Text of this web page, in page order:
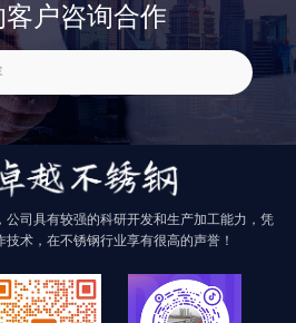
到任何内容
户咨询合作
公司具有较强的科研开发和生产加工能力，凭
术，在不锈钢行业享有很高的声誉！